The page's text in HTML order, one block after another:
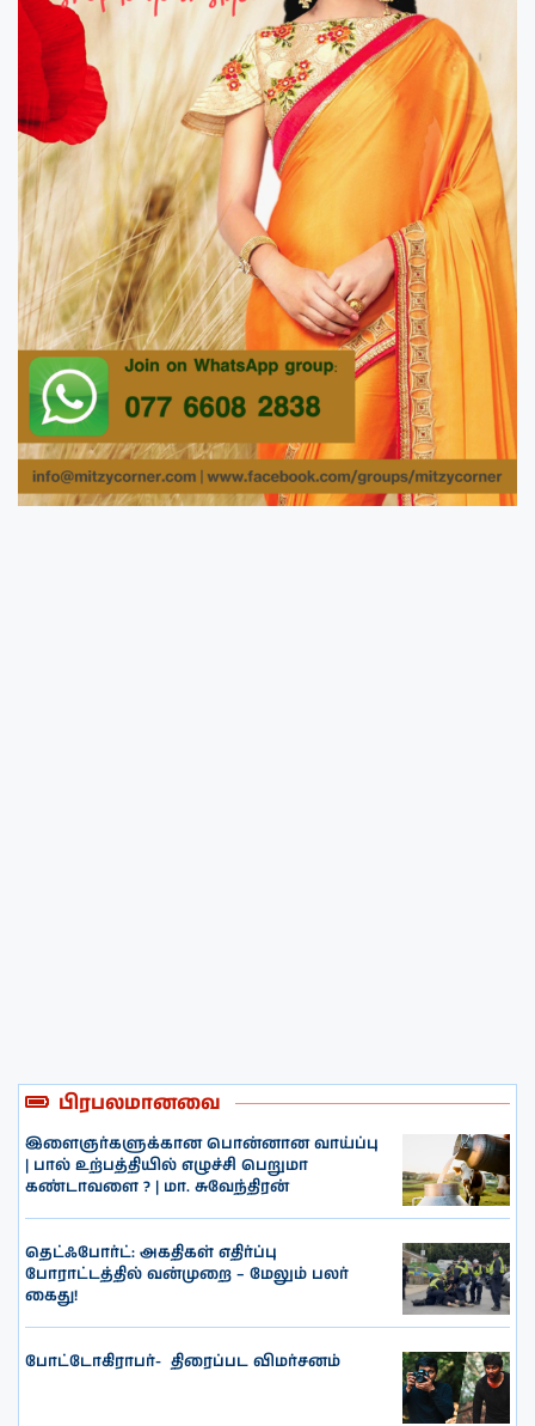
பிரபலமானவை
இளைஞர்களுக்கான பொன்னான வாய்ப்பு
| பால் உற்பத்தியில் எழுச்சி பெறுமா
கண்டாவளை ? | மா. சுவேந்திரன்
தெட்ஃபோர்ட்: அகதிகள் எதிர்ப்பு
போராட்டத்தில் வன்முறை – மேலும் பலர்
கைது!
போட்டோகிராபர்- ‌ திரைப்பட விமர்சனம்